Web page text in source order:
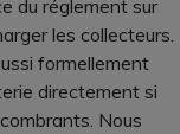
du réglement sur
les collecteurs.
formellement
directement si
Nous